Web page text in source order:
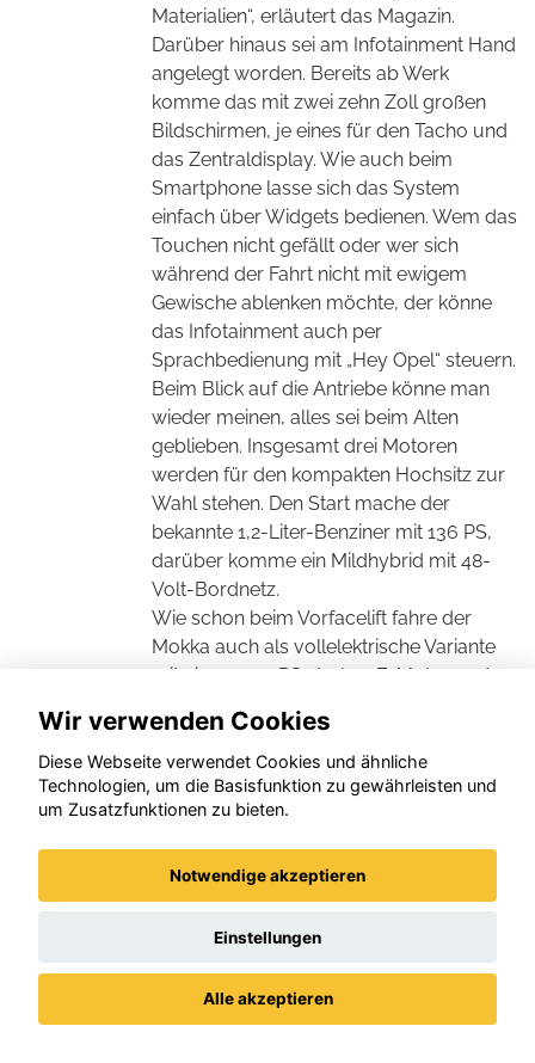
Materialien“, erläutert das Magazin.
Darüber hinaus sei am Infotainment Hand
angelegt worden. Bereits ab Werk
komme das mit zwei zehn Zoll großen
Bildschirmen, je eines für den Tacho und
das Zentraldisplay. Wie auch beim
Smartphone lasse sich das System
einfach über Widgets bedienen. Wem das
Touchen nicht gefällt oder wer sich
während der Fahrt nicht mit ewigem
Gewische ablenken möchte, der könne
das Infotainment auch per
Sprachbedienung mit „Hey Opel“ steuern.
Beim Blick auf die Antriebe könne man
wieder meinen, alles sei beim Alten
geblieben. Insgesamt drei Motoren
werden für den kompakten Hochsitz zur
Wahl stehen. Den Start mache der
bekannte 1,2-Liter-Benziner mit 136 PS,
darüber komme ein Mildhybrid mit 48-
Volt-Bordnetz.
Wie schon beim Vorfacelift fahre der
Mokka auch als vollelektrische Variante
mit einem 156 PS starken E-Motor und
Electric eine WLTP-Reichweite von 403
Kilometern verpassen soll. Das seien
übrigens vier Kilometer weniger als
bisher. (konjunkturmotor.de
Redaktionsdienst, KK, November 2024)
Unsere Standorte
Wir verwenden Cookies
Diese Webseite verwendet Cookies und ähnliche
Technologien, um die Basisfunktion zu gewährleisten und
um Zusatzfunktionen zu bieten.
Notwendige akzeptieren
Einstellungen
Alle akzeptieren